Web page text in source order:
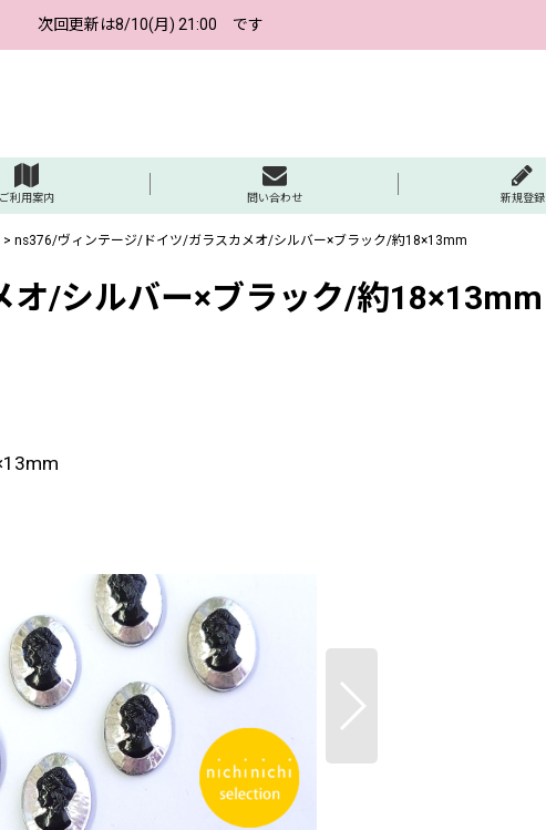
次回更新は8/10(月) 21:00 です
ご利用案内 問い合わせ 新規登録
> ns376/ヴィンテージ/ドイツ/ガラスカメオ/シルバー×ブラック/約18×13mm
/シルバー×ブラック/約18×13mm